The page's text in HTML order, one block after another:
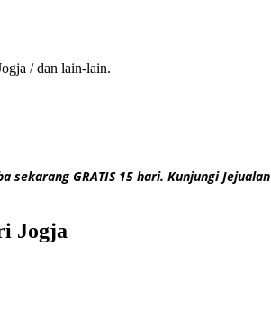
/ dan lain-lain.
GRATIS 15 hari. Kunjungi Jejualan
Jogja